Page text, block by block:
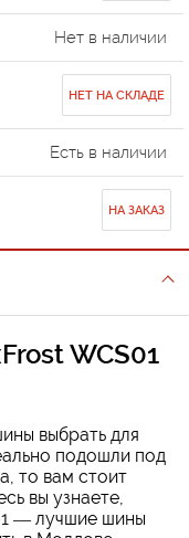
Нет в наличии
НЕТ НА СКЛАДЕ
Есть в наличии
НА ЗАКАЗ
WCS01
выбрать для
подошли под
то вам стоит
вы узнаете,
— лучшие шины